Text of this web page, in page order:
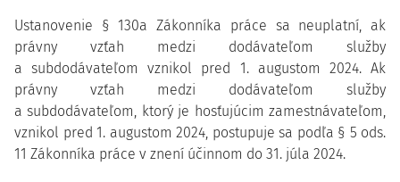
Ustanovenie § 130a Zákonníka práce sa neuplatní, ak
právny vzťah medzi dodávateľom služby
a subdodávateľom vznikol pred 1. augustom 2024. Ak
právny vzťah medzi dodávateľom služby
a subdodávateľom, ktorý je hosťujúcim zamestnávateľom,
vznikol pred 1. augustom 2024, postupuje sa podľa § 5 ods.
11 Zákonníka práce v znení účinnom do 31. júla 2024.